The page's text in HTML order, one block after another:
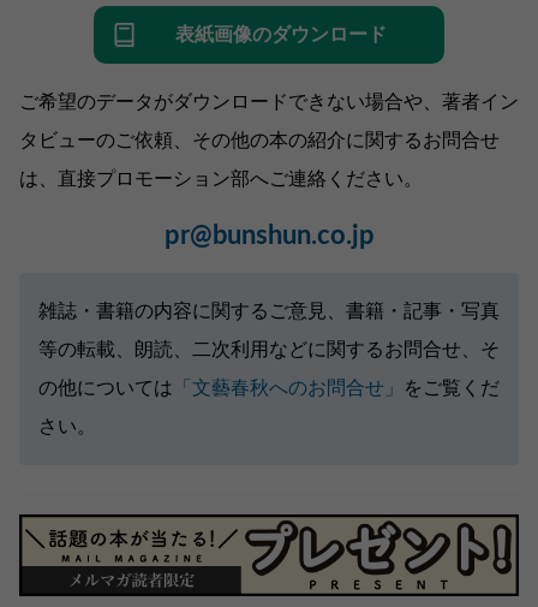
表紙画像のダウンロード
ご希望のデータがダウンロードできない場合や、著者イン
タビューのご依頼、その他の本の紹介に関するお問合せ
は、直接プロモーション部へご連絡ください。
pr@bunshun.co.jp
雑誌・書籍の内容に関するご意見、書籍・記事・写真
等の転載、朗読、二次利用などに関するお問合せ、そ
の他については 「文藝春秋へのお問合せ」
をご覧くだ
さい。